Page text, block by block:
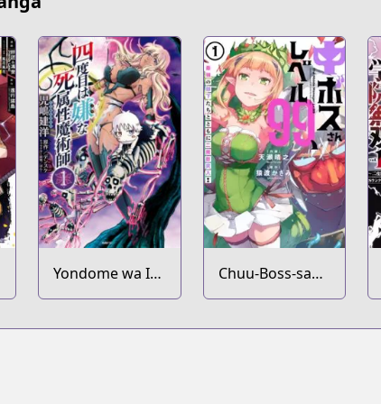
Yondome wa Iya
na Shizokusei
Chuu-Boss-san
Level 99,